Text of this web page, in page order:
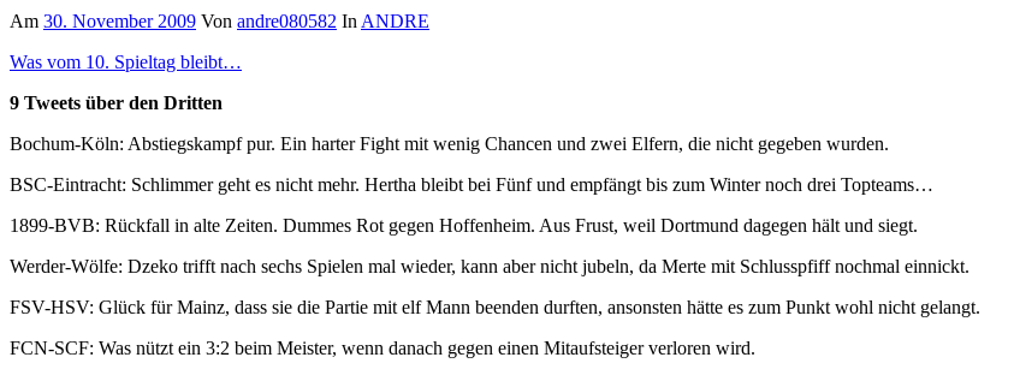
Am 30. November 2009 Von andre080582 InANDRE
Was vom 10. Spieltag bleibt…
9 Tweets über den Dritten
Bochum-Köln: Abstiegskampf pur. Ein harter Fight mit wenig Chancen und zwei Elfern, die nicht gegeben wurden.
BSC-Eintracht: Schlimmer geht es nicht mehr. Hertha bleibt bei Fünf und empfängt bis zum Winter noch drei Topteams…
1899-BVB: Rückfall in alte Zeiten. Dummes Rot gegen Hoffenheim. Aus Frust, weil Dortmund dagegen hält und siegt.
Werder-Wölfe: Dzeko trifft nach sechs Spielen mal wieder, kann aber nicht jubeln, da Merte mit Schlusspfiff nochmal einnickt.
FSV-HSV: Glück für Mainz, dass sie die Partie mit elf Mann beenden durften, ansonsten hätte es zum Punkt wohl nicht gelangt.
FCN-SCF: Was nützt ein 3:2 beim Meister, wenn danach gegen einen Mitaufsteiger verloren wird.